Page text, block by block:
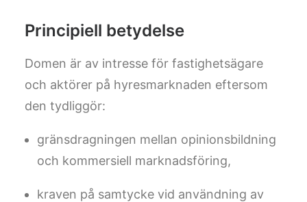
Principiell betydelse
Domen är av intresse för fastighetsägare
och aktörer på hyresmarknaden eftersom
den tydliggör:
gränsdragningen mellan opinionsbildning
och kommersiell marknadsföring,
kraven på samtycke vid användning av